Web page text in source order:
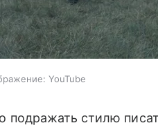
YouTube
подражать стилю